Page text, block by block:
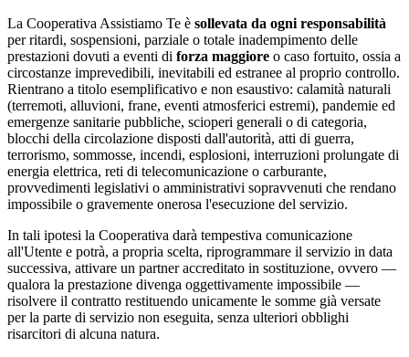
La Cooperativa Assistiamo Te è sollevata da ogni responsabilità
per ritardi, sospensioni, parziale o totale inadempimento delle
prestazioni dovuti a eventi di forza maggiore o caso fortuito, ossia a
circostanze imprevedibili, inevitabili ed estranee al proprio controllo.
Rientrano a titolo esemplificativo e non esaustivo: calamità naturali
(terremoti, alluvioni, frane, eventi atmosferici estremi), pandemie ed
emergenze sanitarie pubbliche, scioperi generali o di categoria,
blocchi della circolazione disposti dall'autorità, atti di guerra,
terrorismo, sommosse, incendi, esplosioni, interruzioni prolungate di
energia elettrica, reti di telecomunicazione o carburante,
provvedimenti legislativi o amministrativi sopravvenuti che rendano
impossibile o gravemente onerosa l'esecuzione del servizio.
In tali ipotesi la Cooperativa darà tempestiva comunicazione
all'Utente e potrà, a propria scelta, riprogrammare il servizio in data
successiva, attivare un partner accreditato in sostituzione, ovvero —
qualora la prestazione divenga oggettivamente impossibile —
risolvere il contratto restituendo unicamente le somme già versate
per la parte di servizio non eseguita, senza ulteriori obblighi
risarcitori di alcuna natura.